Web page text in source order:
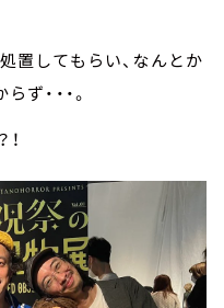
置してもらい、なんとか
ず・・・。
！